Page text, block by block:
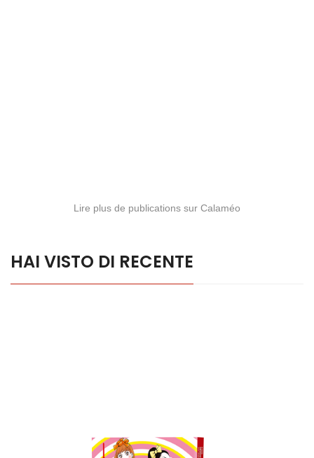
Lire plus de publications sur Calaméo
HAI VISTO DI RECENTE